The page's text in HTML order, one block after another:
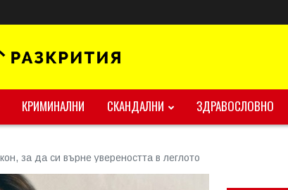
КРИМИНАЛНИ СКАНДАЛНИ ЗДРАВОСЛОВНО
за да си върне увереността в леглото